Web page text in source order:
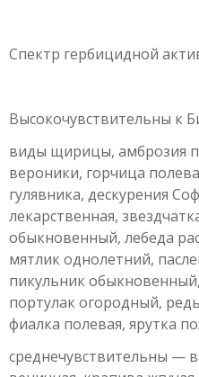
Спектр гербицидной
Высокочувствительны к
виды щирицы, амброзия
вероники, горчица
гулявника, дескурения
лекарственная,
обыкновенный, лебеда
мятлик однолетний,
пикульник
портулак огородный,
фиалка полевая, ярутка
среднечувствительны —